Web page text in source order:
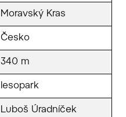
Moravský Kras
Česko
340 m
lesopark
Luboš Úradníček